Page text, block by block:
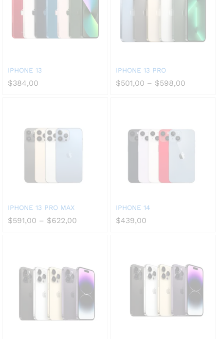
IPHONE 13
$384,00
IPHONE 13 PRO
$501,00 – $598,00
IPHONE 13 PRO MAX
$591,00 – $622,00
IPHONE 14
$439,00